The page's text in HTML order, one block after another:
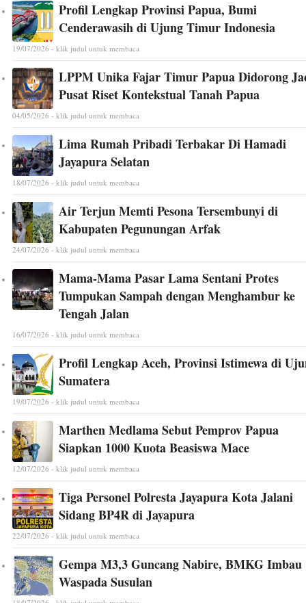
Profil Lengkap Provinsi Papua, Bumi
Cenderawasih di Ujung Timur Indonesia
19/07/2026 - klik judul untuk membaca
LPPM Unika Fajar Timur Papua Didorong
Pusat Riset Kontekstual Tanah Papua
04/05/2026 - klik judul untuk membaca
Lima Rumah Pribadi Terbakar Di Hamadi
Jayapura Selatan
18/07/2026 - klik judul untuk membaca
Air Terjun Memti Pesona Tersembunyi di
Kabupaten Pegunungan Arfak
24/07/2026 - klik judul untuk membaca
Mama-Mama Pasar Lama Sentani Protes
Tumpukan Sampah dengan Menghambur ke
Tengah Jalan
16/07/2026 - klik judul untuk membaca
Profil Lengkap Aceh, Provinsi Istimewa di
Sumatera
19/07/2026 - klik judul untuk membaca
Marthen Medlama Sebut Pemprov Papua
Siapkan 1000 Kuota Beasiswa Mace
12/07/2026 - klik judul untuk membaca
Tiga Personel Polresta Jayapura Kota Jalani
Sidang BP4R di Jayapura
22/07/2026 - klik judul untuk membaca
Gempa M3,3 Guncang Nabire, BMKG Imbau
Waspada Susulan